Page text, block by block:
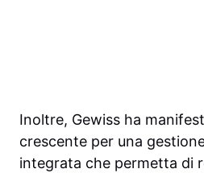
Inoltre, Gewiss ha
crescente per una
integrata che permetta di